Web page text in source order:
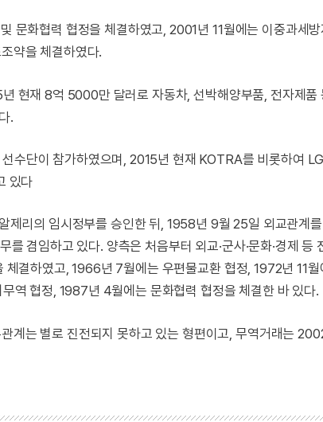
문화협력 협정을 체결하였고, 2001년 11월에는 이중과세
약을 체결하였다.
현재 8억 5000만 달러로 자동차, 선박해양부품, 전자제
.
수단이 참가하였으며, 2015년 현재 KOTRA를 비롯하여
있다
제리의 임시정부를 승인한 뒤, 1958년 9월 25일 외교관계
겸임하고 있다. 양측은 처음부터 외교·군사·문화·경제 등
결하였고, 1966년 7월에는 우편물교환 협정, 1972년 11
역 협정, 1987년 4월에는 문화협력 협정을 체결한 바 있다.
계는 별로 진전되지 못하고 있는 형편이고, 무역거래는